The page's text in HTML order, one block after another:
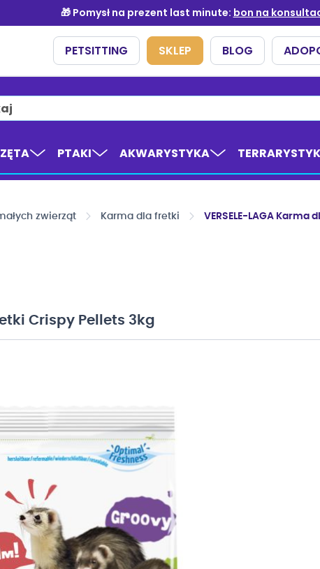
PTAKI AKWARYSTYKA
zwierząt Karma dla fretki VERSELE-LAGA
Crispy Pellets 3kg